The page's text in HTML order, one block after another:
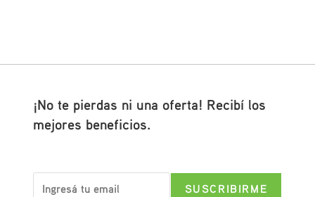
¡No te pierdas ni una oferta! Recibí los
mejores beneficios.